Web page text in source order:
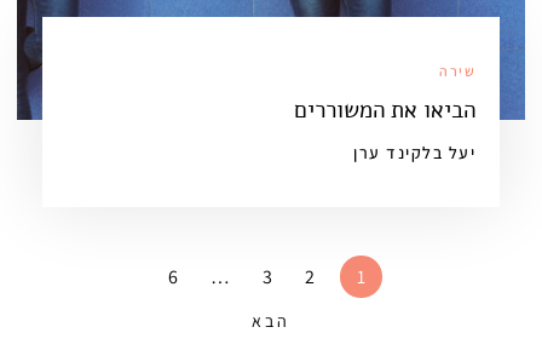
שירה
הביאו את המשוררים
יעל בלקינד ערן
1
2
3
…
6
הבא